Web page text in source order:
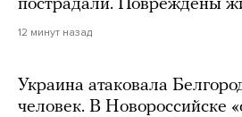
пострадали. Повреждены
12 минут назад
Украина атаковала
человек. В Новороссийске